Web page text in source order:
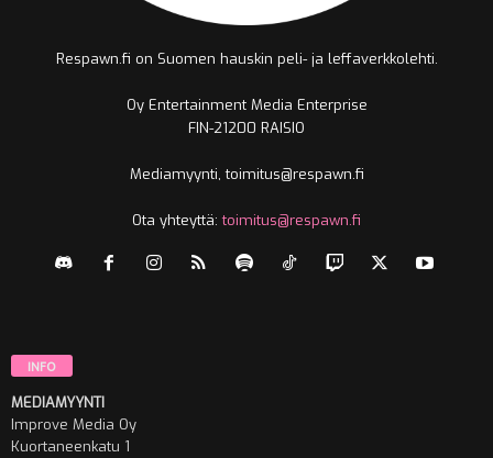
Respawn.fi on Suomen hauskin peli- ja leffaverkkolehti.
Oy Entertainment Media Enterprise
FIN-21200 RAISIO
Mediamyynti, toimitus@respawn.fi
Ota yhteyttä:toimitus@respawn.fi
INFO
MEDIAMYYNTI
Improve Media Oy
Kuortaneenkatu 1